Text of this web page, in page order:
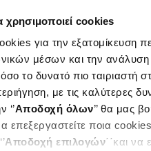
χρησιμοποιεί cookies
για την εξατομίκευση
μέσων και την
το δυνατό πιο ταιριαστή
με τις καλύτερες
‘’Αποδοχή όλων’’ θα μας
επεξεργαστείτε ποια
Αποδοχή επιλογών΄΄και να